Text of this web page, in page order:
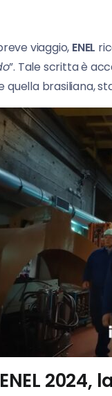
viaggio, ENEL
”. Tale scritta è
quella brasiliana,
2024,